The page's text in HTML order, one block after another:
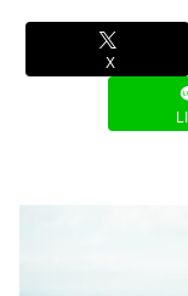
X